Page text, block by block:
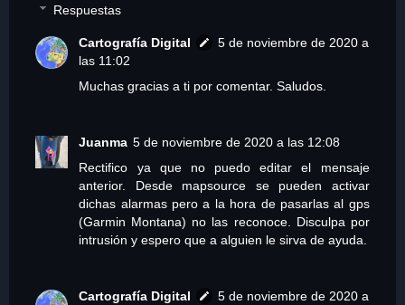
Respuestas
Cartografía Digital
5 de noviembre de 2020 a
las 11:02
Muchas gracias a ti por comentar. Saludos.
Juanma 5 de noviembre de 2020 a las 12:08
Rectifico ya que no puedo editar el mensaje
anterior. Desde mapsource se pueden activar
dichas alarmas pero a la hora de pasarlas al gps
(Garmin Montana) no las reconoce. Disculpa por
intrusión y espero que a alguien le sirva de ayuda.
Cartografía Digital
5 de noviembre de 2020 a